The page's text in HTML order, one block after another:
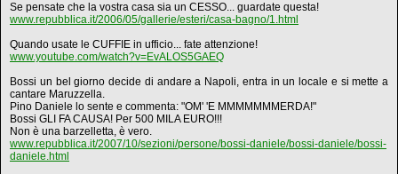
Se pensate che la vostra casa sia un CESSO... guardate questa!
www.repubblica.it/2006/05/gallerie/esteri/casa-bagno/1.html
Quando usate le CUFFIE in ufficio... fate attenzione!
www.youtube.com/watch?v=EvALOS5GAEQ
Bossi un bel giorno decide di andare a Napoli, entra in un locale e si mette a
cantare Maruzzella.
Pino Daniele lo sente e commenta: "OM' 'E MMMMMMMERDA!"
Bossi GLI FA CAUSA! Per 500 MILA EURO!!!
Non è una barzelletta, è vero.
www.repubblica.it/2007/10/sezioni/persone/bossi-daniele/bossi-daniele/bossi-
daniele.html